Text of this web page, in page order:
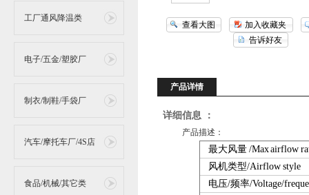
工厂通风降温类
电子/五金/塑胶厂
制衣/制鞋/手袋厂
汽车/摩托车厂/4S店
食品/机械/其它类
查看大图
加入收藏夹
告诉好友
产品详情
详细信息 ：
产品描述：
最大风量 /Max airflow
风机类型/Airflow style
电压/频率/Voltage/